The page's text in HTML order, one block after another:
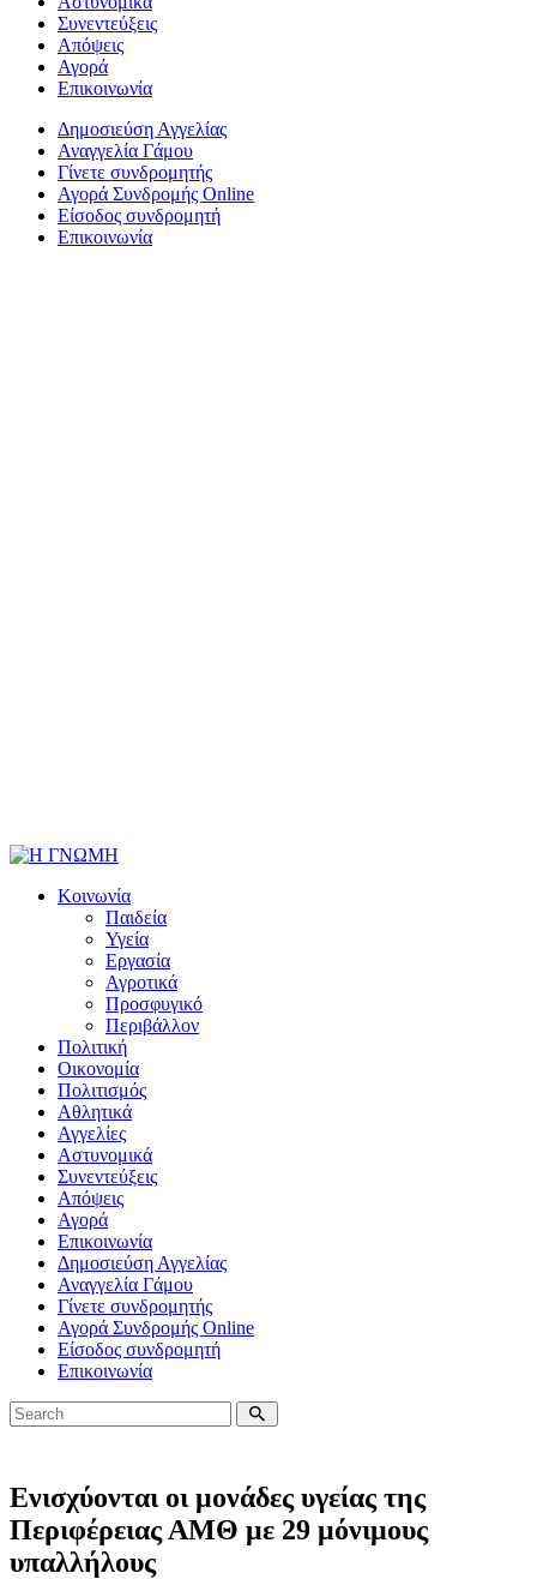
Συνεντεύξεις
Απόψεις
Αγορά
Επικοινωνία
Δημοσιεύση Αγγελίας
Αναγγελία Γάμου
Γίνετε συνδρομητής
Αγορά Συνδρομής Online
Είσοδος συνδρομητή
Επικοινωνία
Κοινωνία
Παιδεία
Υγεία
Εργασία
Αγροτικά
Προσφυγικό
Περιβάλλον
Πολιτική
Οικονομία
Πολιτισμός
Αθλητικά
Αγγελίες
Αστυνομικά
Συνεντεύξεις
Απόψεις
Αγορά
Επικοινωνία
Δημοσιεύση Αγγελίας
Αναγγελία Γάμου
Γίνετε συνδρομητής
Αγορά Συνδρομής Online
Είσοδος συνδρομητή
Επικοινωνία
Ενισχύονται οι μονάδες υγείας της
Περιφέρειας ΑΜΘ με 29 μόνιμους
υπαλλήλους